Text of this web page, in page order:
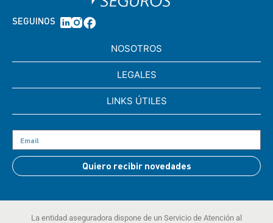
SEGUINOS
NOSOTROS
LEGALES
LINKS ÚTILES
Quiero recibir novedades
La entidad aseguradora dispone de un Servicio de Atención al